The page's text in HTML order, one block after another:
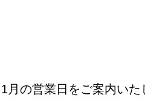
の営業日をご案内い